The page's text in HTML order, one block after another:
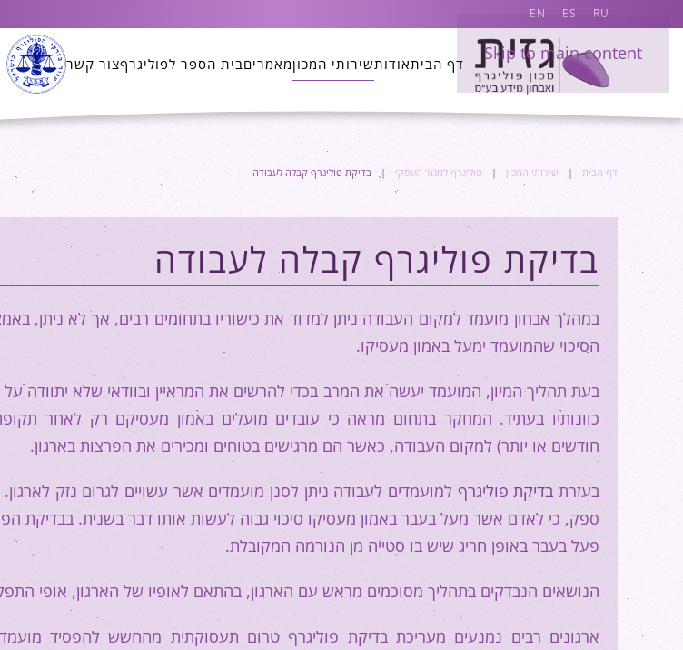
Skip to main content
RU
ES
EN
דף הביתאודותשירותי המכוןמאמריםבית הספר לפוליגרףצור קשר
דף הבית שירותי המכון פוליגרף למגזר העסקי בדיקת פוליגרף קבלה לעבודה
בדיקת פוליגרף קבלה לעבודה
במהלך אבחון מועמד למקום העבודה ניתן למדוד את כישוריו בתחומים רבים, אך לא ניתן,
הסיכוי שהמועמד ימעל באמון מעסיקו.
בעת תהליך המיון, המועמד יעשה את המרב בכדי להרשים את המראיין ובוודאי שלא יתוודה
כוונותיו בעתיד. המחקר בתחום מראה כי עובדים מועלים באמון מעסיקם רק לאחר
חודשים או יותר) למקום העבודה, כאשר הם מרגישים בטוחים ומכירים את הפרצות בארגון.
בעזרת בדיקת פוליגרף למועמדים לעבודה ניתן לסנן מועמדים אשר עשויים לגרום נזק
ספק, כי לאדם אשר מעל בעבר באמון מעסיקו סיכוי גבוה לעשות אותו דבר בשנית. בבדיקת
פעל בעבר באופן חריג שיש בו סטייה מן הנורמה המקובלת.
הנושאים הנבדקים בתהליך מסוכמים מראש עם הארגון, בהתאם לאופיו של הארגון, אופי
ארגונים רבים נמנעים מעריכת בדיקת פוליגרף טרום תעסוקתית מהחשש להפסיד